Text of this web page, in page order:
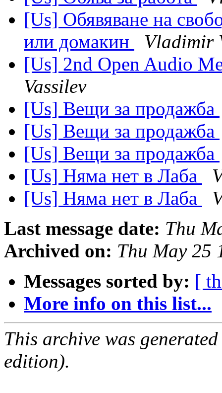
[Us] Обявяване на
или домакин
Vladimir
[Us] 2nd Open Audio
Vassilev
[Us] Вещи за продажба
[Us] Вещи за продажба
[Us] Вещи за продажба
[Us] Няма нет в Лаба
[Us] Няма нет в Лаба
Last message date: Thu
Archived on: Thu May 25
Messages sorted by: [
More info on this list...
This archive was
edition).